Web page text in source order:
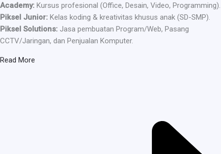
Academy: Kursus profesional (Office, Desain, Video, Programming).
Piksel Junior: Kelas koding & kreativitas khusus anak (SD-SMP).
Piksel Solutions: Jasa pembuatan Program/Web, Pasang
CCTV/Jaringan, dan Penjualan Komputer.
Read More